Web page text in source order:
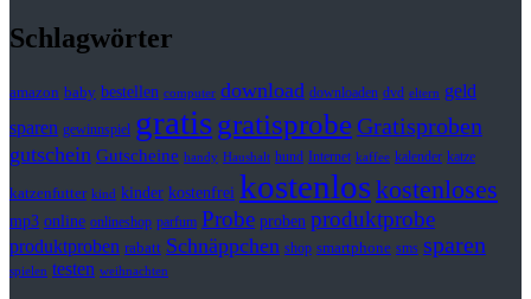
Schlagwörter
amazon baby bestellen computer download downloaden dvd eltern geld
sparen gewinnspiel gratisgratisprobeGratisproben
gutschein Gutscheine handy Haushalt hund Internet kaffee kalender katze
katzenfutter kind kinder kostenfrei kostenloskostenloses
mp3 online onlineshop parfum Probe proben produktprobe
produktproben rabatt Schnäppchen shop smartphone sms sparen
spielen testen weihnachten